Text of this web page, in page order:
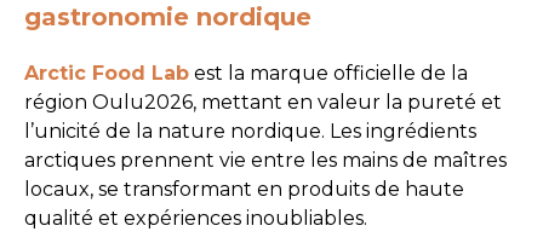
gastronomie nordique
Arctic Food Lab est la marque officielle de la
région Oulu2026, mettant en valeur la pureté et
l’unicité de la nature nordique. Les ingrédients
arctiques prennent vie entre les mains de maîtres
locaux, se transformant en produits de haute
qualité et expériences inoubliables.